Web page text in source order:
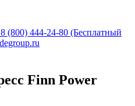
8 (800) 444-24-80 (Бесплатный
Finn Power